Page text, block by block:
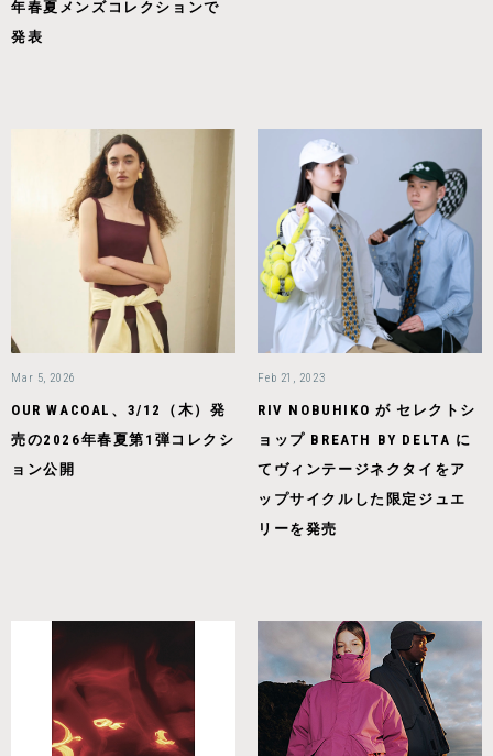
年春夏メンズコレクションで
発表
Mar 5, 2026
OUR WACOAL、3/12（木）発
売の2026年春夏第1弾コレクシ
ョン公開
Feb 21, 2023
RIV NOBUHIKO が セレクトシ
ョップ BREATH BY DELTA に
てヴィンテージネクタイをア
ップサイクルした限定ジュエ
リーを発売